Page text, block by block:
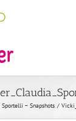
– Snapshots